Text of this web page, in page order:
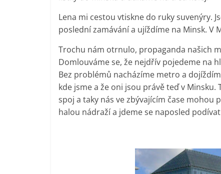
Lena mi cestou vtiskne do ruky suvenýry.
poslední zamávání a ujíždíme na Minsk. V
Trochu nám otrnulo, propaganda našich
Domlouváme se, že nejdřív pojedeme na
Bez problémů nacházíme metro a
kde jsme a že oni jsou právě teď v
spoj a taky nás ve zbývajícím čase mohou
halou nádraží a jdeme se naposled